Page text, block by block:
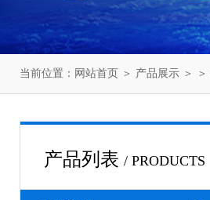
当前位置： 网站首页 ＞ 产品展示 ＞ ＞
产品列表 / PRODUCTS